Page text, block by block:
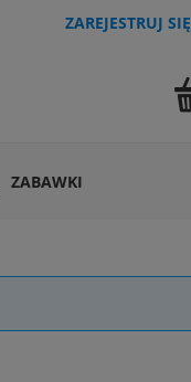
ZAREJESTRUJ SIĘ
ZABAWKI